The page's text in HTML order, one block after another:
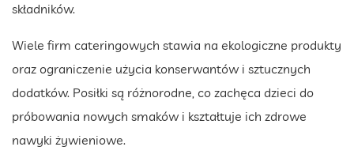
składników.
Wiele firm cateringowych stawia na ekologiczne produkty
oraz ograniczenie użycia konserwantów i sztucznych
dodatków. Posiłki są różnorodne, co zachęca dzieci do
próbowania nowych smaków i kształtuje ich zdrowe
nawyki żywieniowe.